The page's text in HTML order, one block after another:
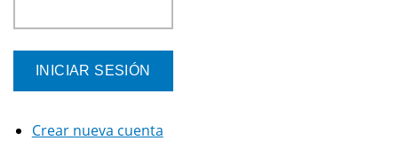
Crear nueva cuenta